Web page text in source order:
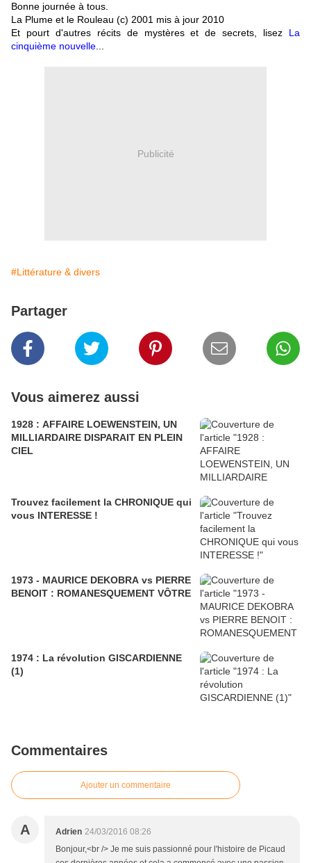
Bonne journée à tous.
La Plume et le Rouleau (c) 2001 mis à jour 2010
Et pourt d'autres récits de mystères et de secrets, lisez La
cinquième nouvelle
Publicité
#Littérature & divers
Partager
Vous aimerez aussi
1928 : AFFAIRE LOEWENSTEIN, UN
MILLIARDAIRE DISPARAIT EN PLEIN
CIEL
Trouvez facilement la CHRONIQUE qui
vous INTERESSE !
1973 - MAURICE DEKOBRA vs PIERRE
BENOIT : ROMANESQUEMENT VÔTRE
1974 : La révolution GISCARDIENNE
(1)
Commentaires
Ajouter un commentaire
A Adrien 24/03/2016 08:26
Bonjour,<br /> Je me suis passionné pour l'histoire de Picaud